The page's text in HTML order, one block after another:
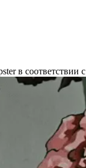
в соответствии c